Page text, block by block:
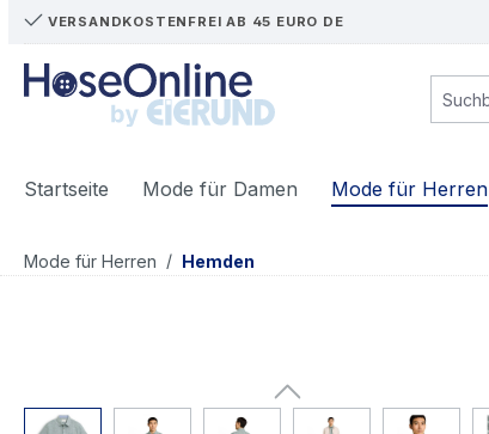
Hauptinhalt springen
Zur Suche springen
Zur Hauptnavigation springen
VERSANDKOSTENFREI AB 45 EURO DE
Startseite Mode für Damen Mode für Herren
Mode für Herren / Hemden
Bildergalerie überspringen